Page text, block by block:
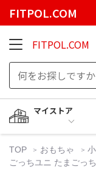
FITPOL.COM
FITPOL.COM
マイストア
TOP おもちゃ
ごっちユニ たまごっ